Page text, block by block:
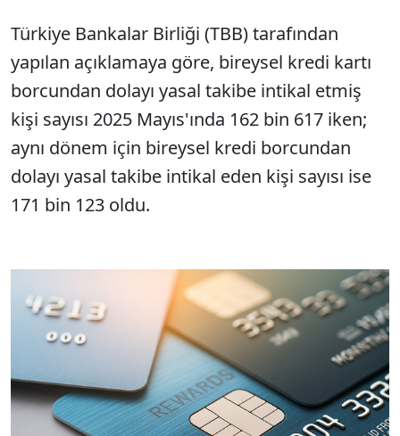
Türkiye Bankalar Birliği (TBB) tarafından
yapılan açıklamaya göre, bireysel kredi kartı
borcundan dolayı yasal takibe intikal etmiş
kişi sayısı 2025 Mayıs'ında 162 bin 617 iken;
aynı dönem için bireysel kredi borcundan
dolayı yasal takibe intikal eden kişi sayısı ise
171 bin 123 oldu.